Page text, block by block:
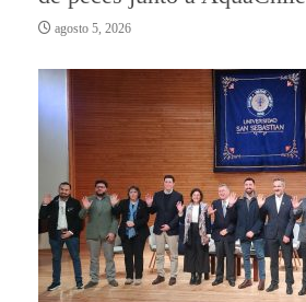
agosto 5, 2026